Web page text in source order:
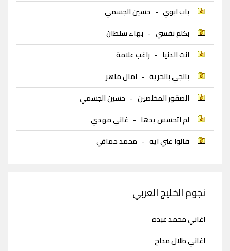
باب ابوي - حسين الجسمي
بكلم نفسي - بهاء سلطان
انت الدنيا - راغب علامة
بالجي بالحرية - امال ماهر
الصقور المخلصين - حسين الجسمي
لم اتحسس يدها - غاني مهدي
قالوا عني ايه - محمد حماقي
نجوم الخليج العربي
اغاني محمد عبده
اغاني طلال مداح